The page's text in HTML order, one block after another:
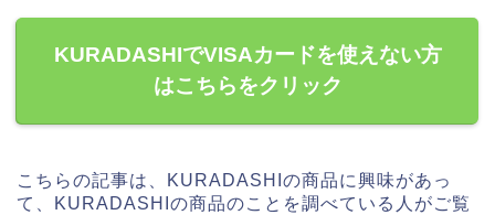
KURADASHIでVISAカードを使えない方
はこちらをクリック
こちらの記事は、KURADASHIの商品に興味があっ
て、KURADASHIの商品のことを調べている人がご覧